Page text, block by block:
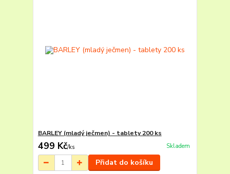
BARLEY (mladý ječmen) - tablety 200 ks
499 Kč/ks Skladem
Přidat do košíku